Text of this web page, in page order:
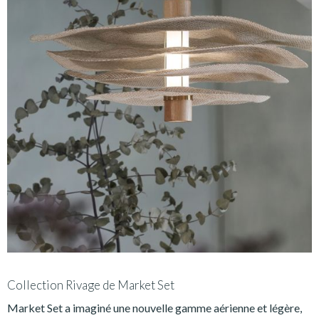
Collection Rivage de Market Set
Market Set a imaginé une nouvelle gamme aérienne et légère,